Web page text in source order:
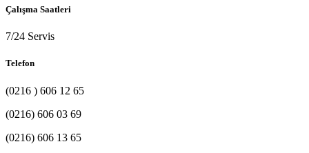
Çalışma Saatleri
7/24 Servis
Telefon
(0216 ) 606 12 65
(0216) 606 03 69
(0216) 606 13 65